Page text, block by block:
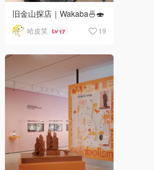
旧金山探店｜Wakaba🍜🍣
哈皮笑 17 19